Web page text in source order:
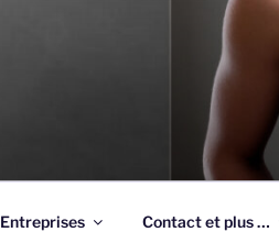
Entreprises Contact et plus …